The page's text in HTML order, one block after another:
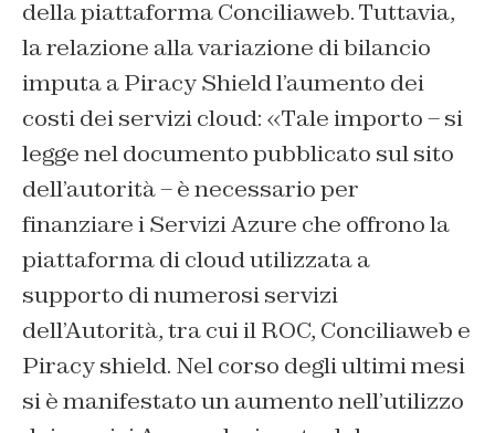
della piattaforma Conciliaweb. Tuttavia,
la relazione alla variazione di bilancio
imputa a Piracy Shield l’aumento dei
costi dei servizi cloud: «Tale importo – si
legge nel documento pubblicato sul sito
dell’autorità – è necessario per
finanziare i Servizi Azure che offrono la
piattaforma di cloud utilizzata a
supporto di numerosi servizi
dell’Autorità, tra cui il ROC, Conciliaweb e
Piracy shield. Nel corso degli ultimi mesi
si è manifestato un aumento nell’utilizzo